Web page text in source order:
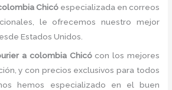
Chicóespecializada en correos
le ofrecemos nuestro mejor
Estados Unidos.
a colombia Chicócon los mejores
y con precios exclusivos para todos
hemos especializado en el buen